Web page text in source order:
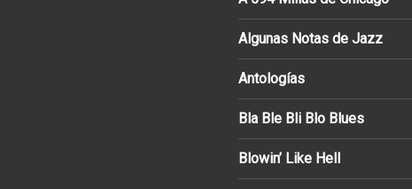
Algunas Notas de Jazz
Antologías
Bla Ble Bli Blo Blues
Blowin’ Like Hell